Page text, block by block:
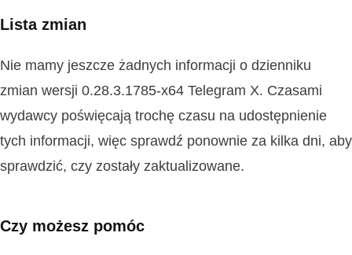
Lista zmian
Nie mamy jeszcze żadnych informacji o dzienniku
zmian wersji 0.28.3.1785-x64 Telegram X. Czasami
wydawcy poświęcają trochę czasu na udostępnienie
tych informacji, więc sprawdź ponownie za kilka dni, aby
sprawdzić, czy zostały zaktualizowane.
Czy możesz pomóc